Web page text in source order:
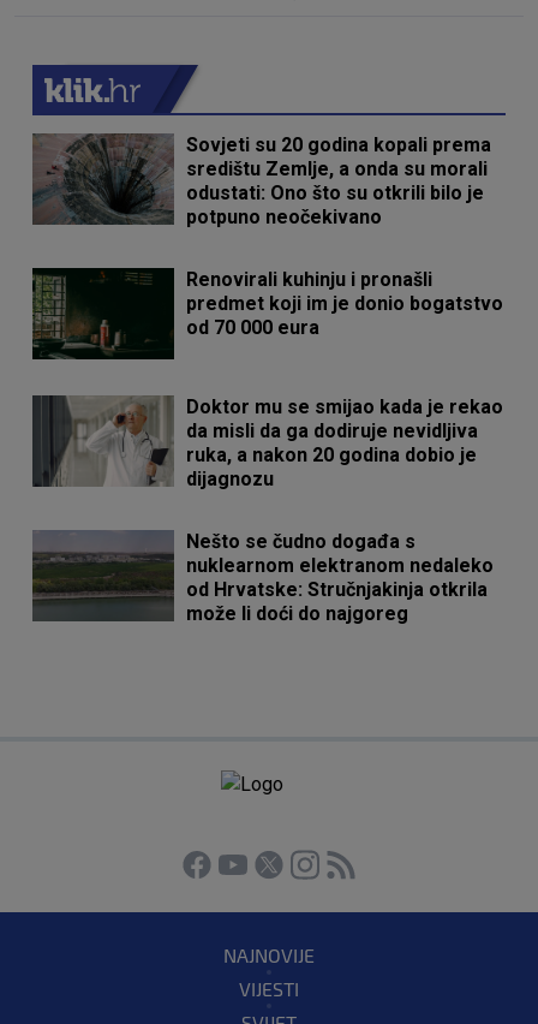
Sovjeti su 20 godina kopali prema
središtu Zemlje, a onda su morali
odustati: Ono što su otkrili bilo je
potpuno neočekivano
Renovirali kuhinju i pronašli
predmet koji im je donio bogatstvo
od 70 000 eura
Doktor mu se smijao kada je rekao
da misli da ga dodiruje nevidljiva
ruka, a nakon 20 godina dobio je
dijagnozu
Nešto se čudno događa s
nuklearnom elektranom nedaleko
od Hrvatske: Stručnjakinja otkrila
može li doći do najgoreg
NAJNOVIJE
VIJESTI